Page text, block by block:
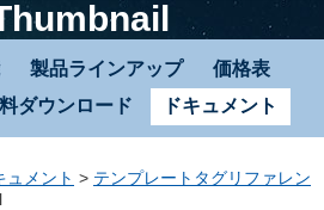
製品ラインアップ
価格表
ダウンロード ドキュメント
ュメント > テンプレートタグリファレン